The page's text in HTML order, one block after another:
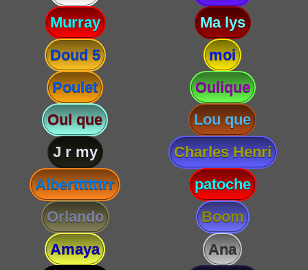
Murray
Ma lys
Doud 5
moi
Poulet
Oulique
Oul que
Lou que
J r my
Charles Henri
Alberttttttrr
patoche
Orlando
Boom
Amaya
Ana